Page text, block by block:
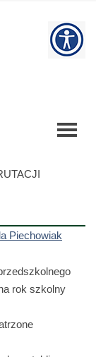
Piechowiak
rok szkolny